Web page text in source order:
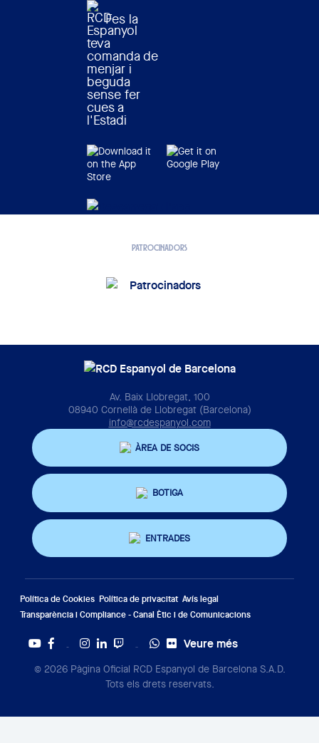
Fes la
teva
comanda de
menjar i
beguda
sense fer
cues a
l'Estadi
PATROCINADORS
Av. Baix Llobregat, 100
08940 Cornellà de Llobregat (Barcelona)
info@rcdespanyol.com
ÀREA DE SOCIS
BOTIGA
ENTRADES
Política de Cookies Política de privacitat Avís legal
Transparència i Compliance - Canal Ètic i de Comunicacions
Veure més
© 2026 Pàgina Oficial RCD Espanyol de Barcelona S.A.D.
Tots els drets reservats.